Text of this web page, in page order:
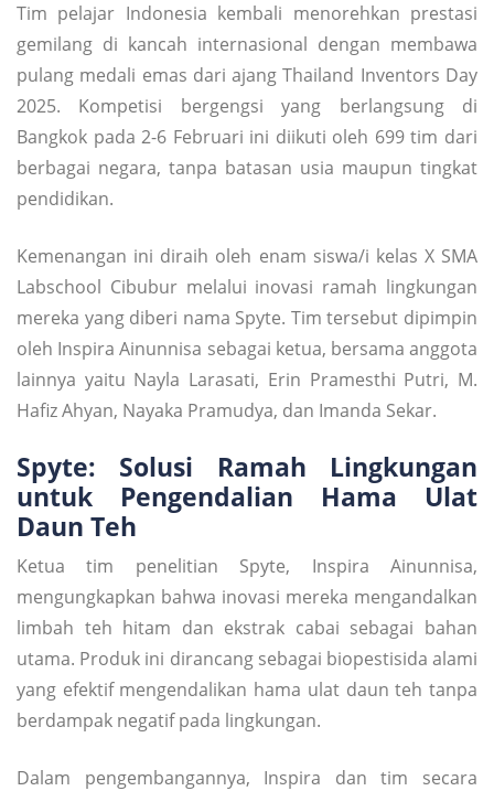
Tim pelajar Indonesia kembali menorehkan prestasi
gemilang di kancah internasional dengan membawa
pulang medali emas dari ajang Thailand Inventors Day
2025. Kompetisi bergengsi yang berlangsung di
Bangkok pada 2-6 Februari ini diikuti oleh 699 tim dari
berbagai negara, tanpa batasan usia maupun tingkat
pendidikan.
Kemenangan ini diraih oleh enam siswa/i kelas X SMA
Labschool Cibubur melalui inovasi ramah lingkungan
mereka yang diberi nama Spyte. Tim tersebut dipimpin
oleh Inspira Ainunnisa sebagai ketua, bersama anggota
lainnya yaitu Nayla Larasati, Erin Pramesthi Putri, M.
Hafiz Ahyan, Nayaka Pramudya, dan Imanda Sekar.
Spyte: Solusi Ramah Lingkungan
untuk Pengendalian Hama Ulat
Daun Teh
Ketua tim penelitian Spyte, Inspira Ainunnisa,
mengungkapkan bahwa inovasi mereka mengandalkan
limbah teh hitam dan ekstrak cabai sebagai bahan
utama. Produk ini dirancang sebagai biopestisida alami
yang efektif mengendalikan hama ulat daun teh tanpa
berdampak negatif pada lingkungan.
Dalam pengembangannya, Inspira dan tim secara